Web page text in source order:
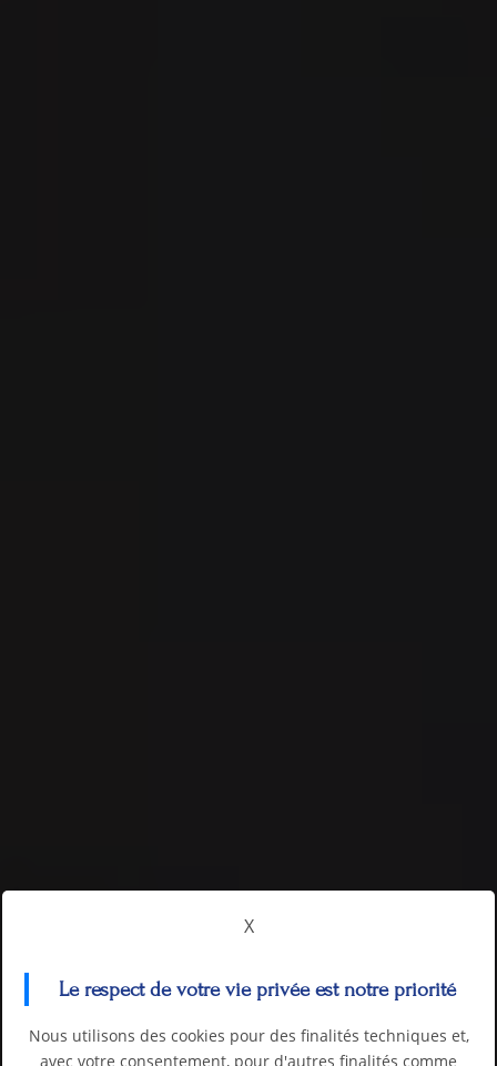
X
Le respect de votre vie privée est notre priorité
Nous utilisons des cookies pour des finalités techniques et,
avec votre consentement, pour d'autres finalités comme